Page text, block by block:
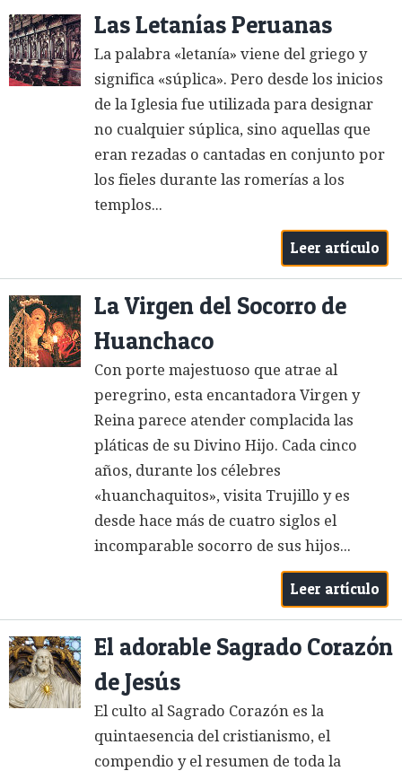
Las Letanías Peruanas
La palabra «letanía» viene del griego y
significa «súplica». Pero desde los inicios
de la Iglesia fue utilizada para designar
no cualquier súplica, sino aquellas que
eran rezadas o cantadas en conjunto por
los fieles durante las romerías a los
templos...
Leer artículo
La Virgen del Socorro de
Huanchaco
Con porte majestuoso que atrae al
peregrino, esta encantadora Virgen y
Reina parece atender complacida las
pláticas de su Divino Hijo. Cada cinco
años, durante los célebres
«huanchaquitos», visita Trujillo y es
desde hace más de cuatro siglos el
incomparable socorro de sus hijos...
Leer artículo
El adorable Sagrado Corazón
de Jesús
El culto al Sagrado Corazón es la
quintaesencia del cristianismo, el
compendio y el resumen de toda la